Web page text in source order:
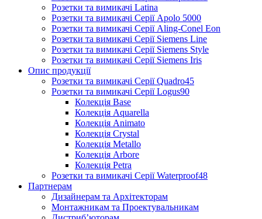
Розетки та вимикачі Latina
Розетки та вимикачі Серії Apolo 5000
Розетки та вимикачі Серії Aling-Conel Eon
Розетки та вимикачі Серії Siemens Line
Розетки та вимикачі Серії Siemens Style
Розетки та вимикачі Серії Siemens Iris
Опис продукції
Розетки та вимикачі Серії Quadro45
Розетки та вимикачі Серії Logus90
Колекція Base
Колекція Aquarella
Колекція Animato
Колекція Crystal
Колекція Metallo
Колекція Arbore
Колекція Petra
Розетки та вимикачі Серії Waterproof48
Партнерам
Дизайнерам та Архітекторам
Монтажникам та Проектувальникам